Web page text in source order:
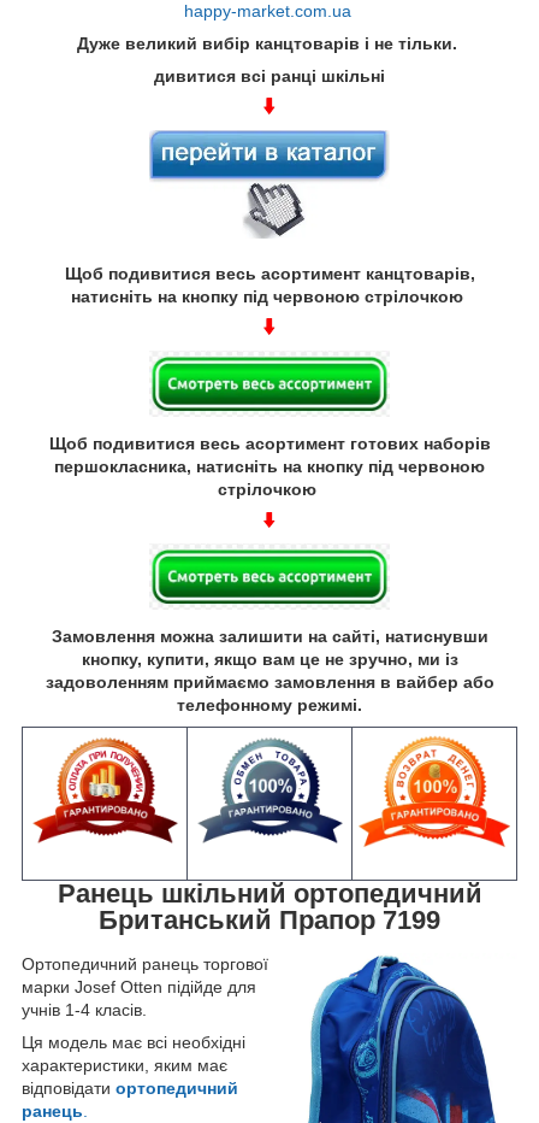
happy-market.com.ua
Дуже великий вибір канцтоварів і не тільки.
дивитися всі ранці шкільні
Щоб подивитися весь асортимент канцтоварів,
натисніть на кнопку під червоною стрілочкою
Щоб подивитися весь асортимент готових наборів
першокласника, натисніть на кнопку під червоною
стрілочкою
Замовлення можна залишити на сайті, натиснувши
кнопку, купити, якщо вам це не зручно, ми із
задоволенням приймаємо замовлення в вайбер або
телефонному режимі.
Ранець шкільний ортопедичний
Британський Прапор 7199
Ортопедичний ранець торгової
марки Josef Otten підійде для
учнів 1-4 класів.
Ця модель має всі необхідні
характеристики, яким має
відповідати ортопедичний
ранець